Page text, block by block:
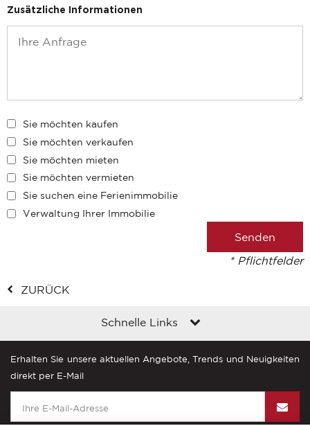
Zusätzliche Informationen
Sie möchten kaufen
Sie möchten verkaufen
Sie möchten mieten
Sie möchten vermieten
Sie suchen eine Ferienimmobilie
Verwaltung Ihrer Immobilie
* Pflichtfelder
ZURÜCK
Schnelle Links
Erhalten Sie unsere aktuellen Angebote, Trends und Neuigkeiten
direkt per E-Mail